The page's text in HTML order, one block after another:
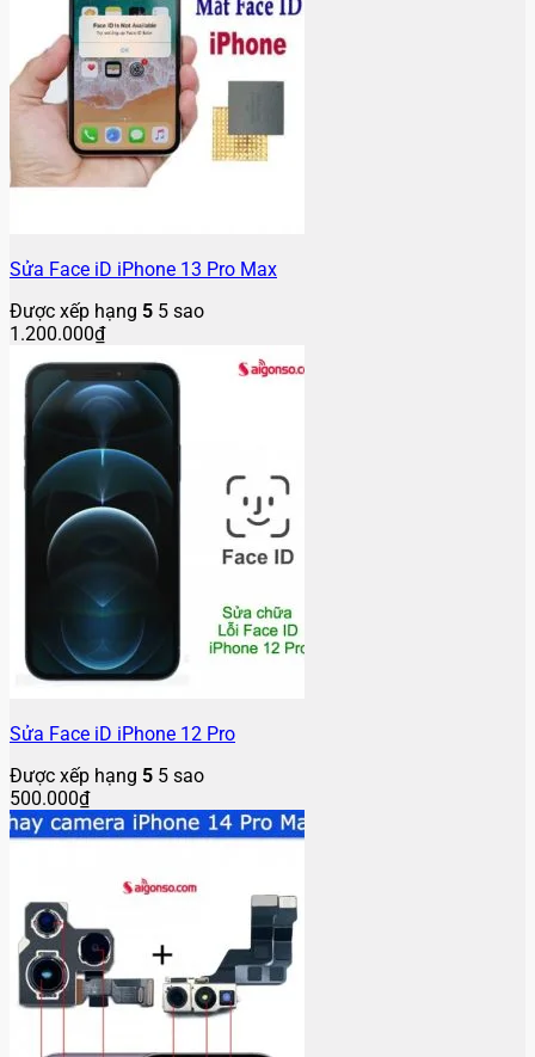
Sửa Face iD iPhone 13 Pro Max
Được xếp hạng 5 5 sao
1.200.000₫
Sửa Face iD iPhone 12 Pro
Được xếp hạng 5 5 sao
500.000₫